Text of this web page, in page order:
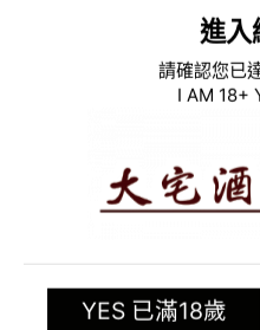
進入
請確認您已
I AM 18+
YES 已滿18歲
相